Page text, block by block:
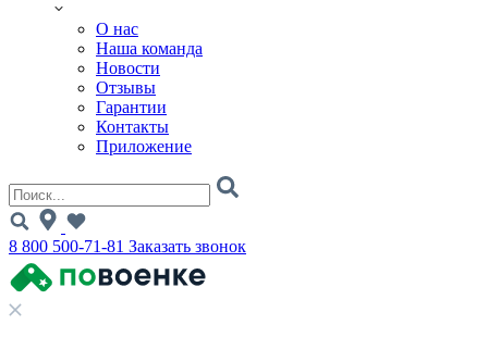
О нас
Наша команда
Новости
Отзывы
Гарантии
Контакты
Приложение
8 800 500-71-81 Заказать звонок